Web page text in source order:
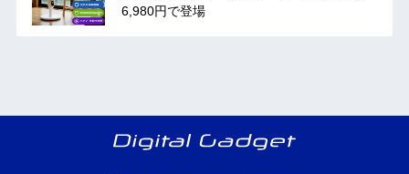
6,980円で登場